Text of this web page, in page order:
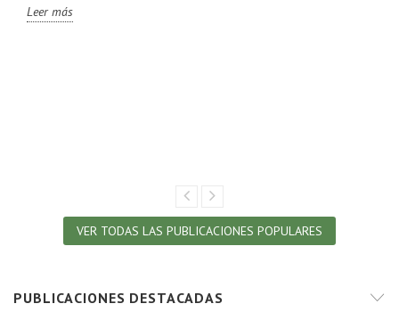
Leer más
VER TODAS LAS PUBLICACIONES POPULARES
PUBLICACIONES DESTACADAS